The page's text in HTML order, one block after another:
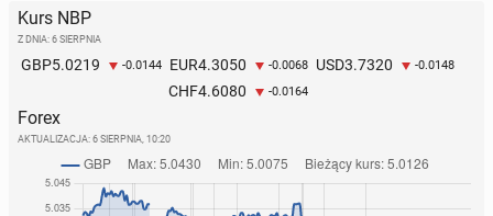
Kurs NBP
Z DNIA: 6 SIERPNIA
GBP5.0219 -0.0144 EUR4.3050 -0.0068 USD3.7320 -0.0148
CHF4.6080 -0.0164
Forex
AKTUALIZACJA: 6 SIERPNIA, 10:20